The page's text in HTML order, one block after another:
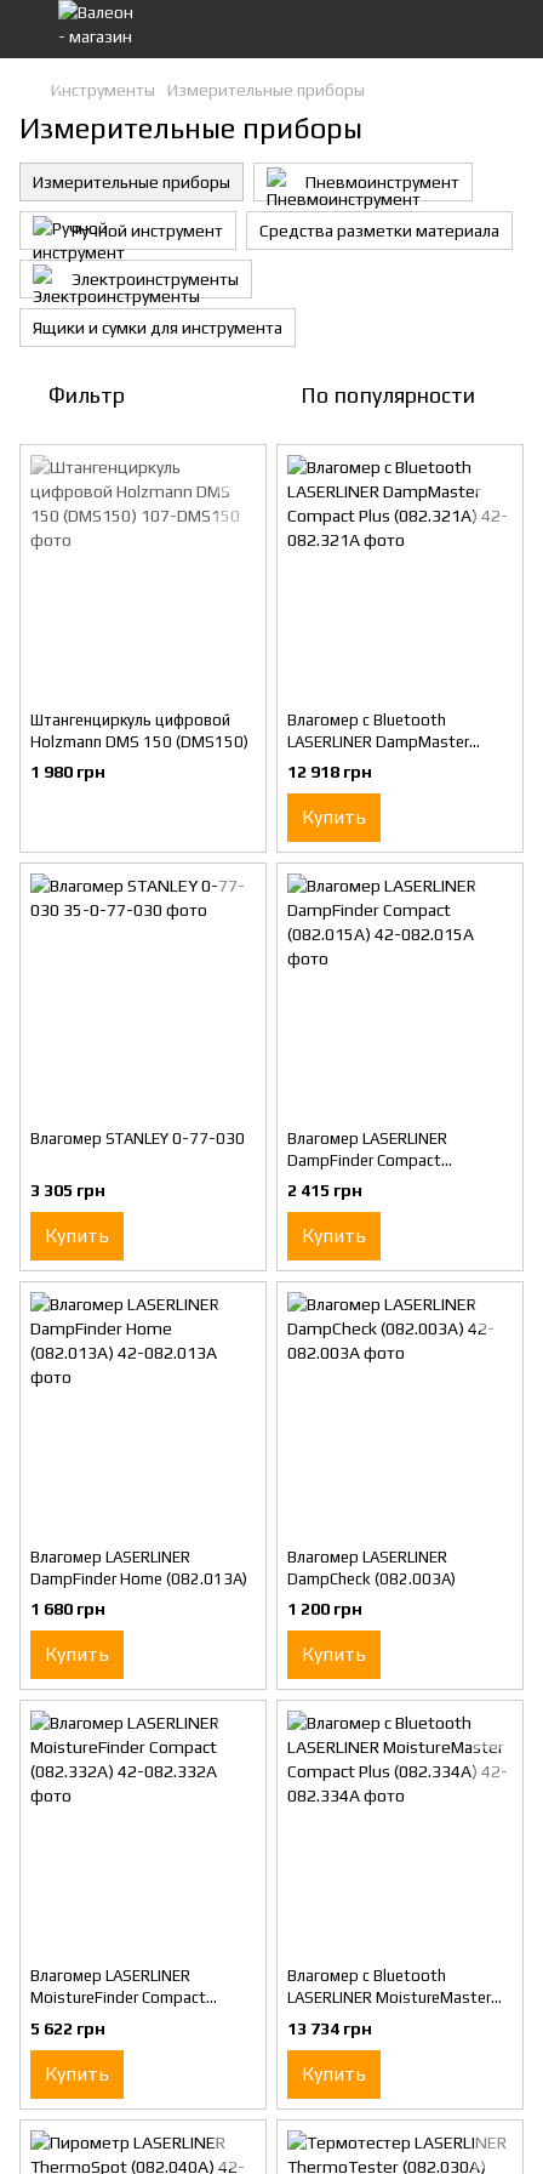
Инструменты Измерительные приборы
Измерительные приборы
Измерительные приборы Пневмоинструмент
Ручной инструмент Средства разметки материала
Электроинструменты
Ящики и сумки для инструмента
Фильтр По популярности
Штангенциркуль цифровой
Holzmann DMS 150 (DMS150)
1 980 грн
Влагомер c Bluetooth
LASERLINER DampMaster
Compact Plus (082.321A)
12 918 грн
Купить
Влагомер STANLEY 0-77-030
3 305 грн
Купить
Влагомер LASERLINER
DampFinder Compact
(082.015A)
2 415 грн
Купить
Влагомер LASERLINER
DampFinder Home (082.013A)
1 680 грн
Купить
Влагомер LASERLINER
DampCheck (082.003A)
1 200 грн
Купить
Влагомер LASERLINER
MoistureFinder Compact
(082.332A)
5 622 грн
Купить
Влагомер c Bluetooth
LASERLINER MoistureMaster
Compact Plus (082.334A)
13 734 грн
Купить